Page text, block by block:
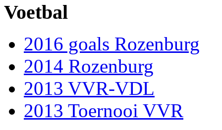
Voetbal
2016 goals Rozenburg
2014 Rozenburg
2013 VVR-VDL
2013 Toernooi VVR